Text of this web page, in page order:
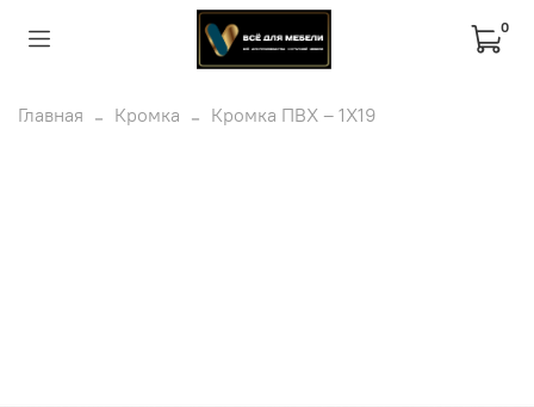
0
Главная Кромка Кромка ПВХ – 1Х19